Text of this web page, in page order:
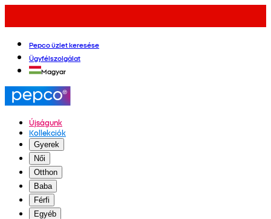
Pepco üzlet keresése
Ügyfélszolgálat
Magyar
Újságunk
Kollekciók
Gyerek
Női
Otthon
Baba
Férfi
Egyéb